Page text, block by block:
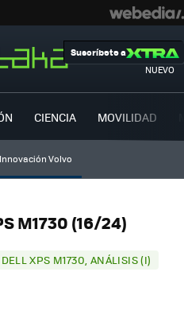
NUEVO
Suscríbete a
CIENCIA MOVILIDAD
Innovación Volvo
M1730 (16/24)
DELL XPS M1730, ANÁLISIS (I)